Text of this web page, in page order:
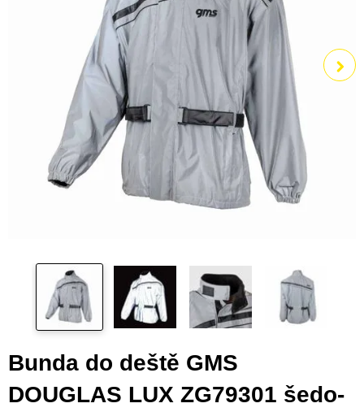
Bunda do deště GMS
DOUGLAS LUX ZG79301 šedo-